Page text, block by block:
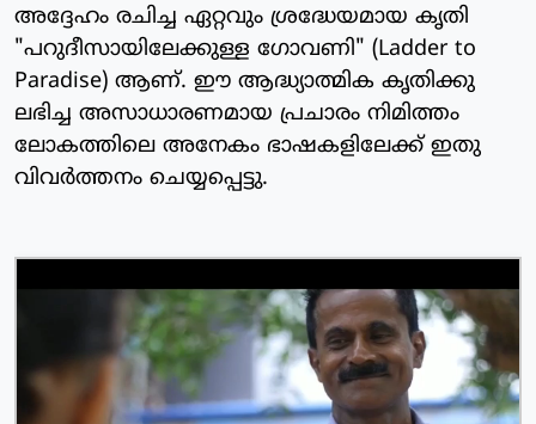
അദ്ദേഹം രചിച്ച ഏറ്റവും ശ്രദ്ധേയമായ കൃതി
"പറുദീസായിലേക്കുള്ള ഗോവണി" (Ladder to
Paradise) ആണ്. ഈ ആദ്ധ്യാത്മിക കൃതിക്കു
ലഭിച്ച അസാധാരണമായ പ്രചാരം നിമിത്തം
ലോകത്തിലെ അനേകം ഭാഷകളിലേക്ക് ഇതു
വിവര്‍ത്തനം ചെയ്യപ്പെട്ടു.